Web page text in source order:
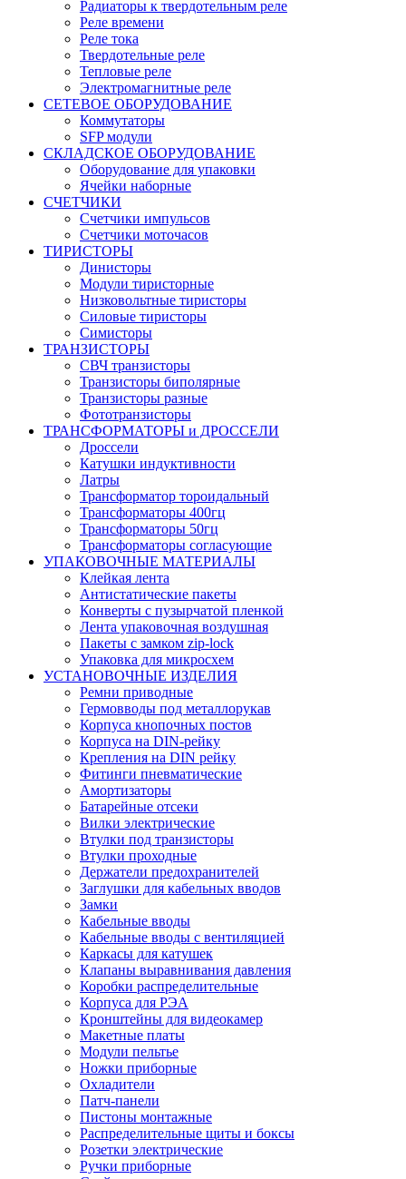
Радиаторы к твердотельным реле
Реле времени
Реле тока
Твердотельные реле
Тепловые реле
Электромагнитные реле
СЕТЕВОЕ ОБОРУДОВАНИЕ
Коммутаторы
SFP модули
СКЛАДСКОЕ ОБОРУДОВАНИЕ
Оборудование для упаковки
Ячейки наборные
СЧЕТЧИКИ
Счетчики импульсов
Счетчики моточасов
ТИРИСТОРЫ
Динисторы
Модули тиристорные
Низковольтные тиристоры
Силовые тиристоры
Симисторы
ТРАНЗИСТОРЫ
СВЧ транзисторы
Транзисторы биполярные
Транзисторы разные
Фототранзисторы
ТРАНСФОРМАТОРЫ и ДРОССЕЛИ
Дроссели
Катушки индуктивности
Латры
Трансформатор тороидальный
Трансформаторы 400гц
Трансформаторы 50гц
Трансформаторы согласующие
УПАКОВОЧНЫЕ МАТЕРИАЛЫ
Клейкая лента
Антистатические пакеты
Конверты с пузырчатой пленкой
Лента упаковочная воздушная
Пакеты с замком zip-lock
Упаковка для микросхем
УСТАНОВОЧНЫЕ ИЗДЕЛИЯ
Ремни приводные
Гермовводы под металлорукав
Корпуса кнопочных постов
Корпуса на DIN-рейку
Крепления на DIN рейку
Фитинги пневматические
Амортизаторы
Батарейные отсеки
Вилки электрические
Втулки под транзисторы
Втулки проходные
Держатели предохранителей
Заглушки для кабельных вводов
Замки
Кабельные вводы
Кабельные вводы с вентиляцией
Каркасы для катушек
Клапаны выравнивания давления
Коробки распределительные
Корпуса для РЭА
Кронштейны для видеокамер
Макетные платы
Модули пельтье
Ножки приборные
Охладители
Патч-панели
Пистоны монтажные
Распределительные щиты и боксы
Розетки электрические
Ручки приборные